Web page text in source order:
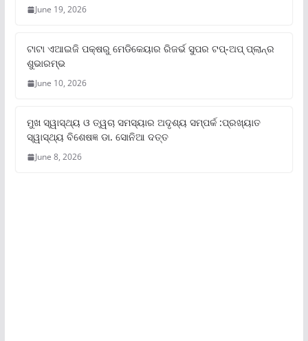
June 19, 2026
ଟାଟା ଏଆଇଜି ପକ୍ଷରୁ ମେଡିକେୟାର ରିଜର୍ଭ ସୁପର ଟପ୍‌-ଅପ୍ ପ୍ଲାନ୍‌ର
ଶୁଭାରମ୍ଭ
June 10, 2026
ମୁଖ ସ୍ୱାସ୍ଥ୍ୟ ଓ ତ୍ୱଚା ସମସ୍ୟାର ଅଦୃଶ୍ୟ ସମ୍ପର୍କ :ପ୍ରଖ୍ୟାତ
ସ୍ୱାସ୍ଥ୍ୟ ବିଶେଷଜ୍ଞ ଡା. ସୋନିଆ ଦତ୍ତ
June 8, 2026